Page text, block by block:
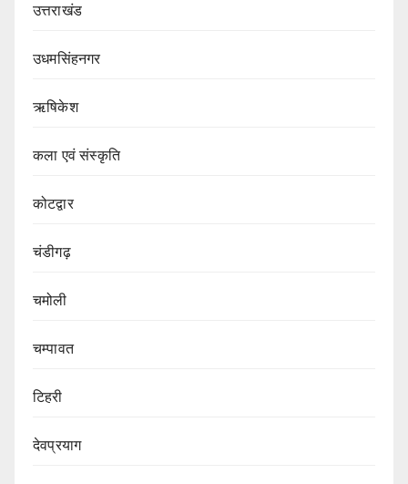
उत्तराखंड
उधमसिंहनगर
ऋषिकेश
कला एवं संस्कृति
कोटद्वार
चंडीगढ़
चमोली
चम्पावत
टिहरी
देवप्रयाग